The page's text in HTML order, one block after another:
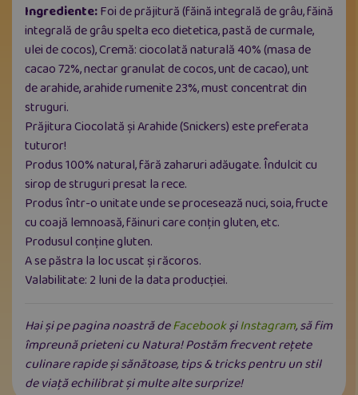
Ingrediente:Foi de prăjitură (făină integrală de grâu, făină
integrală de grâu spelta eco dietetica, pastă de curmale,
ulei de cocos), Cremă: ciocolată naturală 40% (masa de
cacao 72%, nectar granulat de cocos, unt de cacao), unt
de arahide, arahide rumenite 23%, must concentrat din
struguri.
Prăjitura Ciocolată și Arahide (Snickers) este preferata
tuturor!
Produs 100% natural, fără zaharuri adăugate. Îndulcit cu
sirop de struguri presat la rece.
Produs într-o unitate unde se procesează nuci, soia, fructe
cu coajă lemnoasă, făinuri care conțin gluten, etc.
Produsul conține gluten.
A se păstra la loc uscat și răcoros.
Valabilitate: 2 luni de la data producției.
Hai și pe pagina noastră deFacebookșiInstagram, să fim
împreună prieteni cu Natura! Postăm frecvent rețete
culinare rapide și sănătoase, tips & tricks pentru un stil
de viață echilibrat și multe alte surprize!